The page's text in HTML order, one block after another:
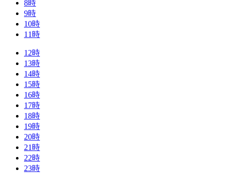
8時
9時
10時
11 時
12時
13時
14時
15時
16時
17時
18時
19時
20時
21 時
22時
23時